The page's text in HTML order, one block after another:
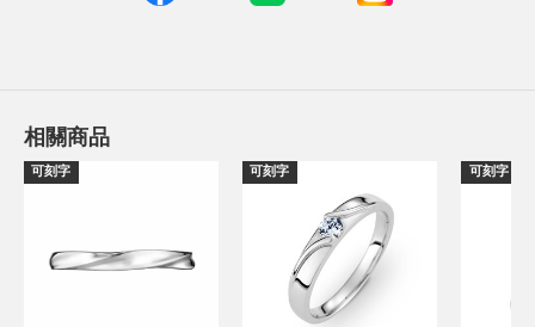
相關商品
可刻字 可刻字 可刻字